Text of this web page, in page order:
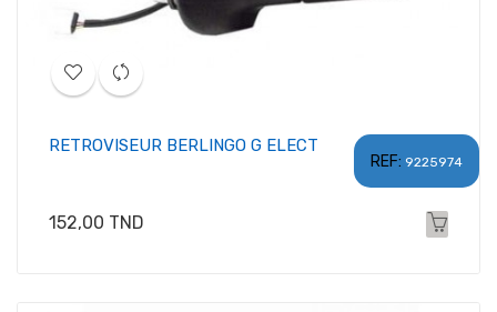
REF: 9225974
RETROVISEUR BERLINGO G ELECT
Prix
152,00 TND